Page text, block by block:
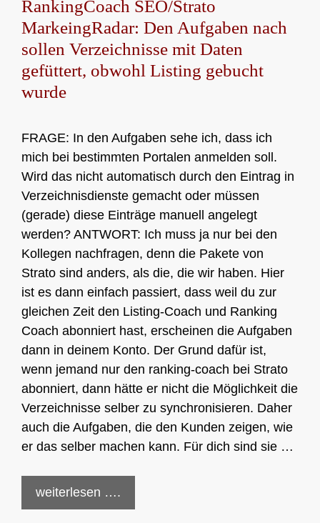
RankingCoach SEO/Strato
MarkeingRadar: Den Aufgaben nach
sollen Verzeichnisse mit Daten
gefüttert, obwohl Listing gebucht
wurde
FRAGE: In den Aufgaben sehe ich, dass ich
mich bei bestimmten Portalen anmelden soll.
Wird das nicht automatisch durch den Eintrag in
Verzeichnisdienste gemacht oder müssen
(gerade) diese Einträge manuell angelegt
werden? ANTWORT: Ich muss ja nur bei den
Kollegen nachfragen, denn die Pakete von
Strato sind anders, als die, die wir haben. Hier
ist es dann einfach passiert, dass weil du zur
gleichen Zeit den Listing-Coach und Ranking
Coach abonniert hast, erscheinen die Aufgaben
dann in deinem Konto. Der Grund dafür ist,
wenn jemand nur den ranking-coach bei Strato
abonniert, dann hätte er nicht die Möglichkeit die
Verzeichnisse selber zu synchronisieren. Daher
auch die Aufgaben, die den Kunden zeigen, wie
er das selber machen kann. Für dich sind sie …
weiterlesen ….